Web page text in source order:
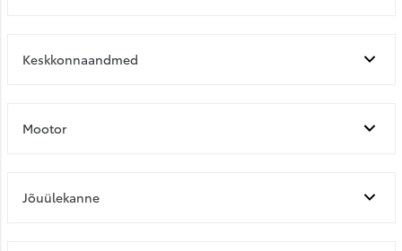
Keskkonnaandmed
Mootor
Jõuülekanne